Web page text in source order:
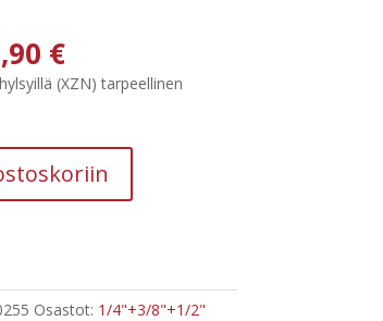
€.
€Nykyinen
hinta
on:
(XZN) tarpeellinen
Osastot: 1/4"+3/8"+1/2"